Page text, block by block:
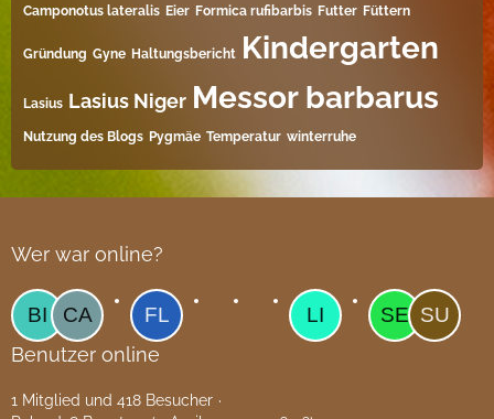
Camponotus lateralis Eier Formica rufibarbis Futter Füttern
Gründung Gyne Haltungsbericht Kindergarten
Lasius Lasius Niger Messor barbarus
Nutzung des Blogs Pygmäe Temperatur winterruhe
Wer war online?
Benutzer online
1 Mitglied und 418 Besucher